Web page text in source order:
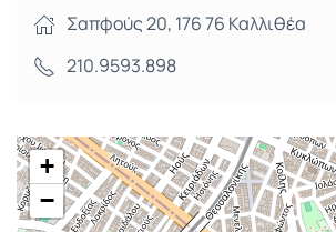
Σαπφούς 20, 176 76 Καλλιθέα
210.9593.898
+
−